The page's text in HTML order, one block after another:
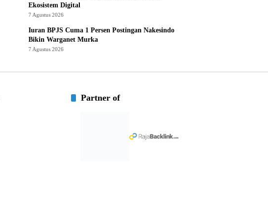
Ekosistem Digital
7 Agustus 2026
Iuran BPJS Cuma 1 Persen Postingan Nakesindo
Bikin Warganet Murka
7 Agustus 2026
Partner of